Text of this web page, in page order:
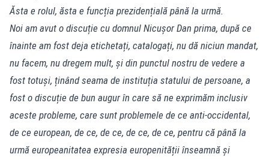
Ăsta e rolul, ăsta e funcția prezidențială până la urmă.
Noi am avut o discuție cu domnul Nicușor Dan prima, după ce
înainte am fost deja etichetați, catalogați, nu dă niciun mandat,
nu facem, nu dregem mult, și din punctul nostru de vedere a
fost totuși, ținând seama de instituția statului de persoane, a
fost o discuție de bun augur în care să ne exprimăm inclusiv
aceste probleme, care sunt problemele de ce anti-occidental,
de ce european, de ce, de ce, de ce, de ce, pentru că până la
urmă europeanitatea expresia europenității înseamnă și